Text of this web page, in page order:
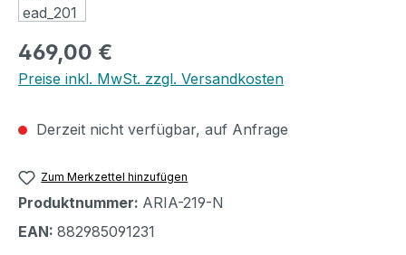
Regulärer Preis:
469,00 €
Preise inkl. MwSt. zzgl. Versandkosten
Derzeit nicht verfügbar, auf Anfrage
Zum Merkzettel hinzufügen
Produktnummer: ARIA-219-N
EAN: 882985091231